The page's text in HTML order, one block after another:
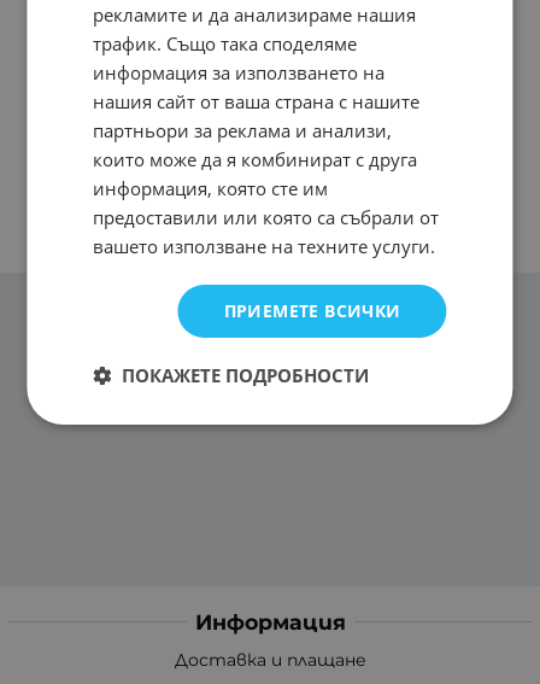
Информация
Доставка и плащане
рекламите и да анализираме нашия
трафик. Също така споделяме
информация за използването на
нашия сайт от ваша страна с нашите
партньори за реклама и анализи,
които може да я комбинират с друга
информация, която сте им
предоставили или която са събрали от
вашето използване на техните услуги.
ПРИЕМЕТЕ ВСИЧКИ
ПОКАЖЕТЕ ПОДРОБНОСТИ